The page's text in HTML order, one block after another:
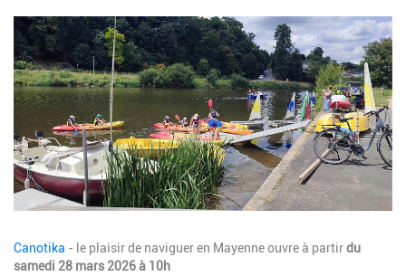
Image
Description
Canotika - le plaisir de naviguer en Mayenne ouvre à partirdu
samedi 28 mars 2026 à 10h